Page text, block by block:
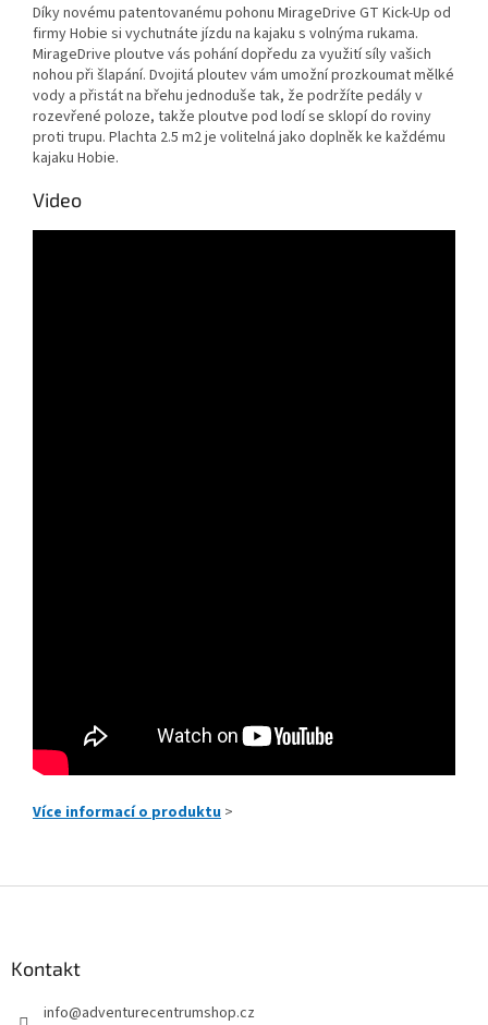
Díky novému patentovanému pohonu MirageDrive GT Kick-Up od
firmy Hobie si vychutnáte jízdu na kajaku s volnýma rukama.
MirageDrive ploutve vás pohání dopředu za využití síly vašich
nohou při šlapání. Dvojitá ploutev vám umožní prozkoumat mělké
vody a přistát na břehu jednoduše tak, že podržíte pedály v
rozevřené poloze, takže ploutve pod lodí se sklopí do roviny
proti trupu. Plachta 2.5 m2 je volitelná jako doplněk ke každému
kajaku Hobie.
Video
Více informací o produktu >
Kontakt
info@adventurecentrumshop.cz